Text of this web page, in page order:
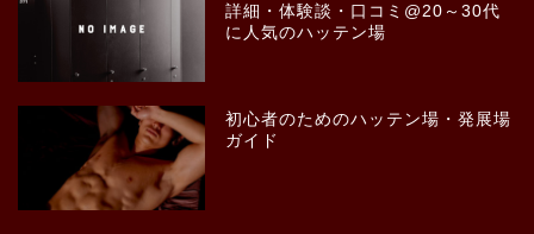
詳細・体験談・口コミ@20～30代
に人気のハッテン場
初心者のためのハッテン場・発展場
ガイド